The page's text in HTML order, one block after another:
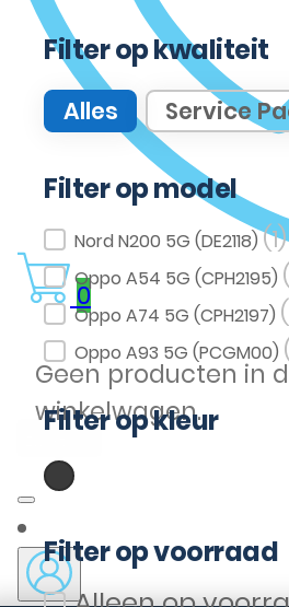
0
Geen producten in
winkelwagen.
Filter op kwaliteit
Filter op kwaliteit
Alles Service
Filter op model
Filter op model
Nord N200 5G (DE2118) (1)
Oppo A54 5G (CPH2195)
Oppo A74 5G (CPH2197)
Oppo A93 5G (PCGM00)
Filter op kleur
Filter op kleur
(1)
Filter op voorraad